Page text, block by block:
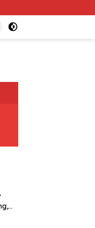
DPD BM PAN OKU